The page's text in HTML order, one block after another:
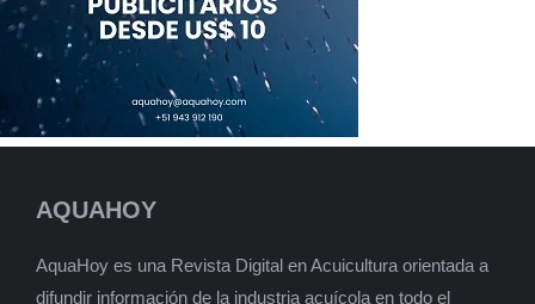
AQUAHOY
AquaHoy es una Revista Digital en Acuicultura orientada a
difundir información de la industria acuícola en todo el